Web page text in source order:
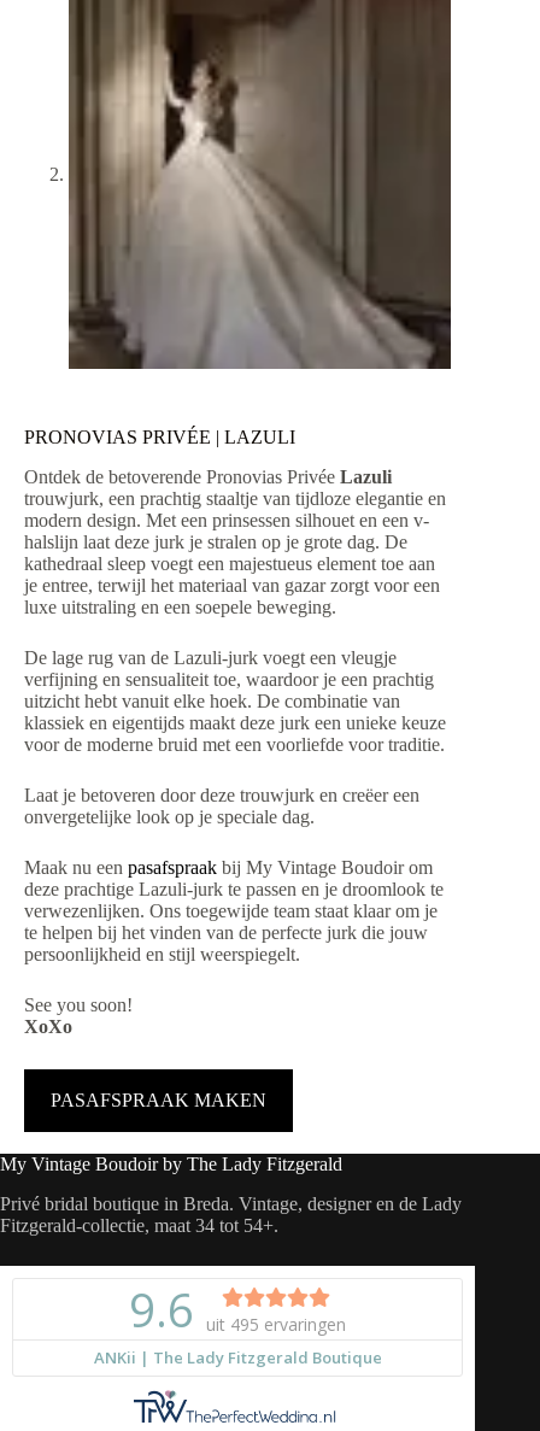
PRONOVIAS PRIVÉE | LAZULI
Ontdek de betoverende Pronovias Privée Lazuli
trouwjurk, een prachtig staaltje van tijdloze elegantie en
modern design. Met een prinsessen silhouet en een v-
halslijn laat deze jurk je stralen op je grote dag. De
kathedraal sleep voegt een majestueus element toe aan
je entree, terwijl het materiaal van gazar zorgt voor een
luxe uitstraling en een soepele beweging.
De lage rug van de Lazuli-jurk voegt een vleugje
verfijning en sensualiteit toe, waardoor je een prachtig
uitzicht hebt vanuit elke hoek. De combinatie van
klassiek en eigentijds maakt deze jurk een unieke keuze
voor de moderne bruid met een voorliefde voor traditie.
Laat je betoveren door deze trouwjurk en creëer een
onvergetelijke look op je speciale dag.
Maak nu een pasafspraak bij My Vintage Boudoir om
deze prachtige Lazuli-jurk te passen en je droomlook te
verwezenlijken. Ons toegewijde team staat klaar om je
te helpen bij het vinden van de perfecte jurk die jouw
persoonlijkheid en stijl weerspiegelt.
See you soon!
XoXo
PASAFSPRAAK MAKEN
My Vintage Boudoir by The Lady Fitzgerald
Privé bridal boutique in Breda. Vintage, designer en de Lady
Fitzgerald-collectie, maat 34 tot 54+.